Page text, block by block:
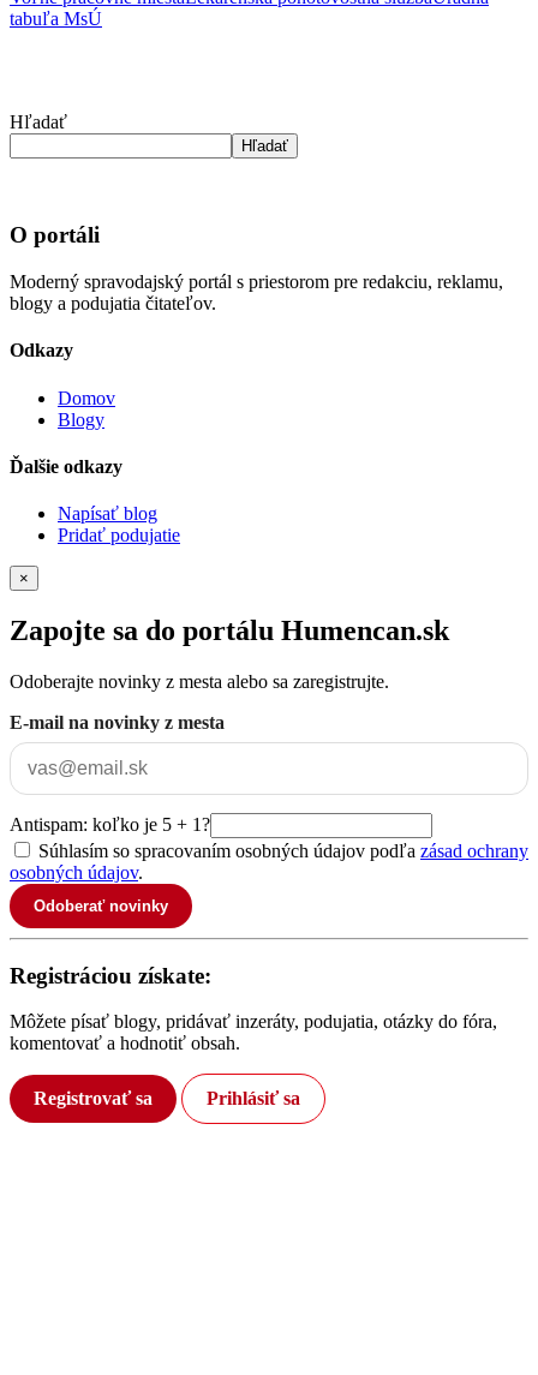
tabuľa MsÚ
Hľadať
Hľadať
O portáli
Moderný spravodajský portál s priestorom pre redakciu, reklamu,
blogy a podujatia čitateľov.
Odkazy
Domov
Blogy
Ďalšie odkazy
Napísať blog
Pridať podujatie
×
Zapojte sa do portálu Humencan.sk
Odoberajte novinky z mesta alebo sa zaregistrujte.
E-mail na novinky z mesta
Antispam: koľko je 5 + 1?
Súhlasím so spracovaním osobných údajov podľa zásad ochrany
osobných údajov.
Odoberať novinky
Registráciou získate:
Môžete písať blogy, pridávať inzeráty, podujatia, otázky do fóra,
komentovať a hodnotiť obsah.
Registrovať sa Prihlásiť sa